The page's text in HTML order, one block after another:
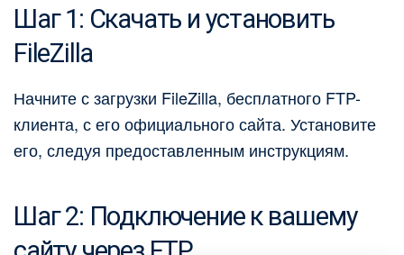
Шаг 1: Скачать и установить
FileZilla
Начните с загрузки FileZilla, бесплатного FTP-
клиента, с его официального сайта. Установите
его, следуя предоставленным инструкциям.
Шаг 2: Подключение к вашему